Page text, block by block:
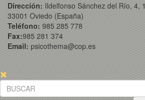
Dirección: Ildelfonso Sánchez del Río, 4,
33001 Oviedo (España)
Teléfono: 985 285 778
Fax:985 281 374
Email: psicothema@cop.es